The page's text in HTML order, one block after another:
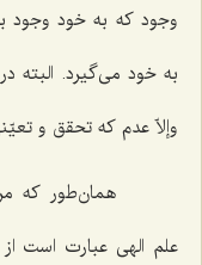
وجود که به خود وجود
به خود می‌گیرد. البته
وإلاّ عدم که تحقق و
همان‌طور که
علم الهی عبارت است